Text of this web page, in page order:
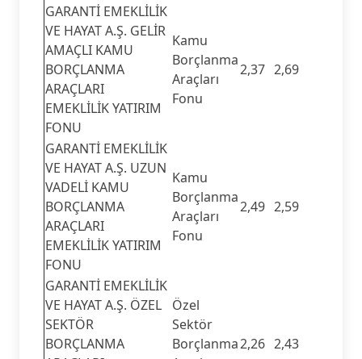
GARANTİ EMEKLİLİK
VE HAYAT A.Ş. GELİR
AMAÇLI KAMU
BORÇLANMA
ARAÇLARI
EMEKLİLİK YATIRIM
FONU
Kamu
Borçlanma
Araçları
Fonu
2,37 2,69
GARANTİ EMEKLİLİK
VE HAYAT A.Ş. UZUN
VADELİ KAMU
BORÇLANMA
ARAÇLARI
EMEKLİLİK YATIRIM
FONU
Kamu
Borçlanma
Araçları
Fonu
2,49 2,59
GARANTİ EMEKLİLİK
VE HAYAT A.Ş. ÖZEL
SEKTÖR
BORÇLANMA
Özel
Sektör
Borçlanma2,26 2,43